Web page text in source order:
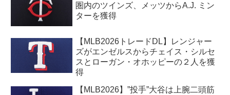
圏内のツインズ、メッツからA.J. ミン
ターを獲得
【MLB2026トレードDL】レンジャー
ズがエンゼルスからチェイス・シルセ
スとローガン・オホッピーの２人を獲
得
【MLB2026】”投手”大谷は上腕二頭筋